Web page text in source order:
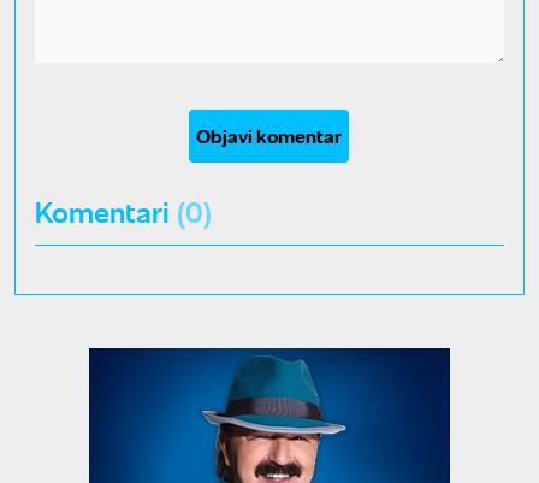
Objavi komentar
Komentari (0)